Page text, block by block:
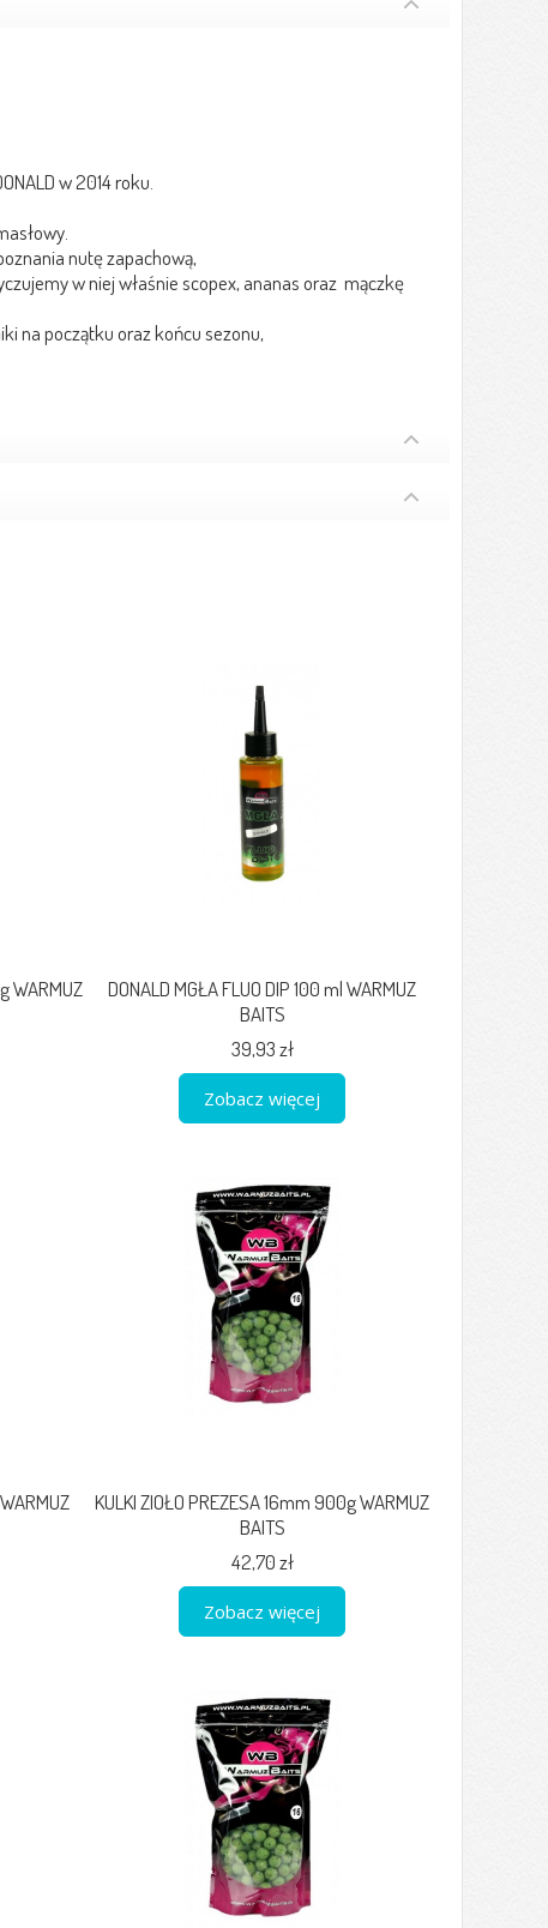
w 2014 roku.
nutę zapachową,
w niej właśnie scopex, ananas oraz mączkę
na początku oraz końcu sezonu,
WARMUZ
DONALD MGŁA FLUO DIP 100 ml WARMUZ
BAITS
39,93 zł
Zobacz więcej
KULKI ZIOŁO PREZESA 16mm 900g WARMUZ
BAITS
42,70 zł
Zobacz więcej